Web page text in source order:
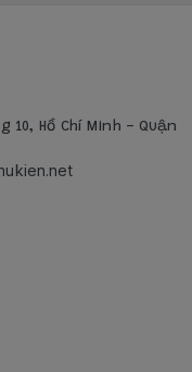
10, Hồ Chí Minh - Quận